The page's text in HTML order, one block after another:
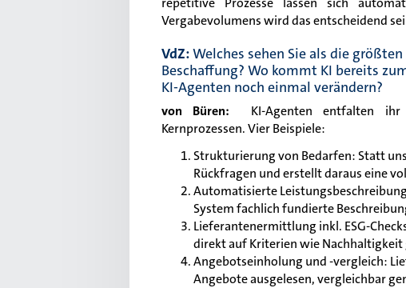
Vergabevolumens wird das entscheidend
VdZ:Welches sehen Sie als die
Beschaffung? Wo kommt KI bereits
KI-Agenten noch einmal verändern?
von Büren: KI-Agenten entfalten
Kernprozessen. Vier Beispiele:
Strukturierung von Bedarfen: Statt
Rückfragen und erstellt daraus eine
Automatisierte
System fachlich fundierte
Lieferantenermittlung inkl. ESG-
direkt auf Kriterien wie
Angebotseinholung und -vergleich:
Angebote ausgelesen, vergleichbar